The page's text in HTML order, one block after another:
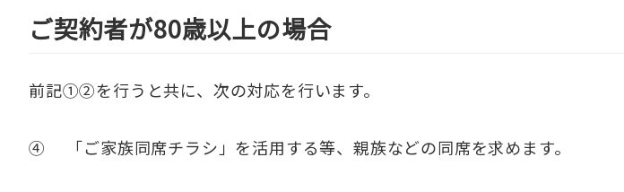
ご契約者が80歳以上の場合
前記①②を行うと共に、次の対応を行います。
④ 「ご家族同席チラシ」を活用する等、親族などの同席を求めます。